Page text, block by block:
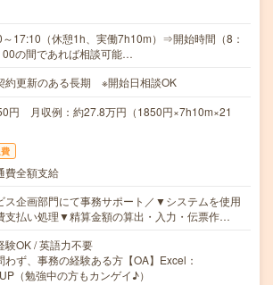
17:10（休憩1h、実働7h10m）⇒開始時間（8：
の間であれば相談可能…
約更新のある長期 ※開始日相談OK
円 月収例：約27.8万円（1850円×7h10m×21
費全額支給
ス企画部門にて事務サポート／▼システムを使用
支払い処理▼精算金額の算出・入力・伝票作…
験OK / 英語力不要
ず、事務の経験ある方【OA】Excel：
（勉強中の方もカンゲイ♪）